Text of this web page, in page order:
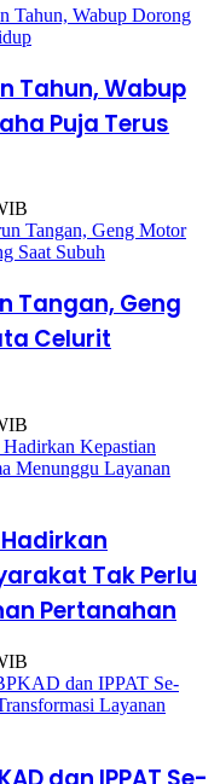
Tahun, Wabup
Puja Terus
Tangan, Geng
Celurit
Tak Perlu
Pertanahan